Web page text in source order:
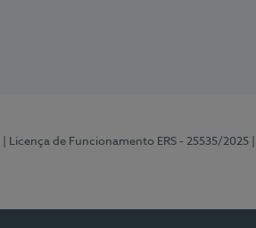
| Licença de Funcionamento ERS - 25535/2025